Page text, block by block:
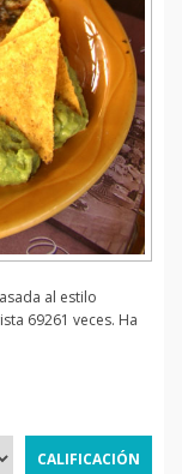
al estilo
69261 veces. Ha